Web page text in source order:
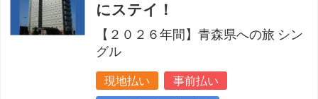
にステイ！
【２０２６年間】青森県への旅 シン
グル
現地払い
事前払い